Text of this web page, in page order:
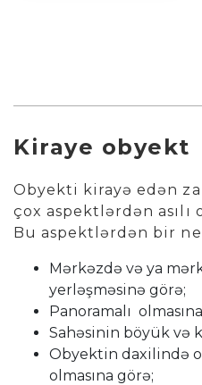
Kiraye obyekt
Obyekti kirayə edən
çox aspektlərdən asılı
Bu aspektlərdən bir
Mərkəzdə və ya
yerləşməsinə görə;
Panoramalı
Sahəsinin böyük və
Obyektin daxilində
olmasına görə;